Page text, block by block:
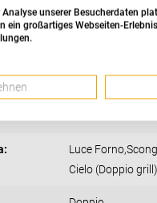
No
Luce
Cielo (Doppio
unserer Besucherdaten
ein großartiges Webseiten-